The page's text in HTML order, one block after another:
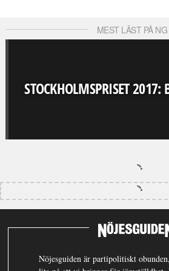
MEST LÄST PÅ NG
STOCKHOLMSPRISET 2017:
Nöjesguiden är partipolitiskt